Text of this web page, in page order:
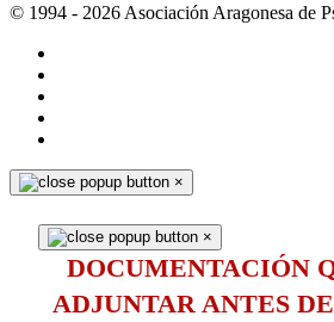
© 1994 - 2026 Asociación Aragonesa de
×
×
DOCUMENTACIÓN
ADJUNTAR ANTES